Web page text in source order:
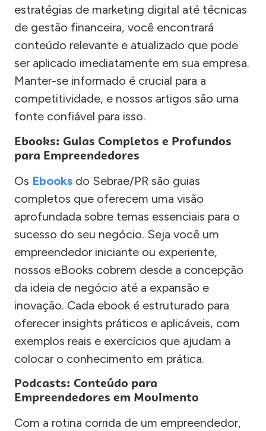
estratégias de marketing digital até técnicas
de gestão financeira, você encontrará
conteúdo relevante e atualizado que pode
ser aplicado imediatamente em sua empresa.
Manter-se informado é crucial para a
competitividade, e nossos artigos são uma
fonte confiável para isso.
Ebooks: Guias Completos e Profundos
para Empreendedores
Os Ebooks do Sebrae/PR são guias
completos que oferecem uma visão
aprofundada sobre temas essenciais para o
sucesso do seu negócio. Seja você um
empreendedor iniciante ou experiente,
nossos eBooks cobrem desde a concepção
da ideia de negócio até a expansão e
inovação. Cada ebook é estruturado para
oferecer insights práticos e aplicáveis, com
exemplos reais e exercícios que ajudam a
colocar o conhecimento em prática.
Podcasts: Conteúdo para
Empreendedores em Movimento
Com a rotina corrida de um empreendedor,